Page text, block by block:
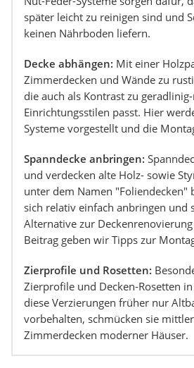
später leicht zu reinigen sind und
keinen Nährboden liefern.
Decke abhängen: Mit einer
Zimmerdecken und Wände zu
die auch als Kontrast zu
Einrichtungsstilen passt. Hier
Systeme vorgestellt und die
Spanndecke anbringen:
und verdecken alte Holz- sowie
unter dem Namen "Foliendecken"
sich relativ einfach anbringen und
Alternative zur
Beitrag geben wir Tipps zur
Zierprofile und Rosetten:
Zierprofile und Decken-Rosetten
diese Verzierungen früher nur
vorbehalten, schmücken sie
Zimmerdecken moderner Häuser.